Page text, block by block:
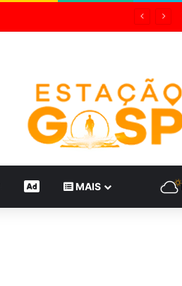
CONTEÚDO DE MARCA
MAIS